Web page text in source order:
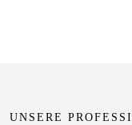
UNSERE